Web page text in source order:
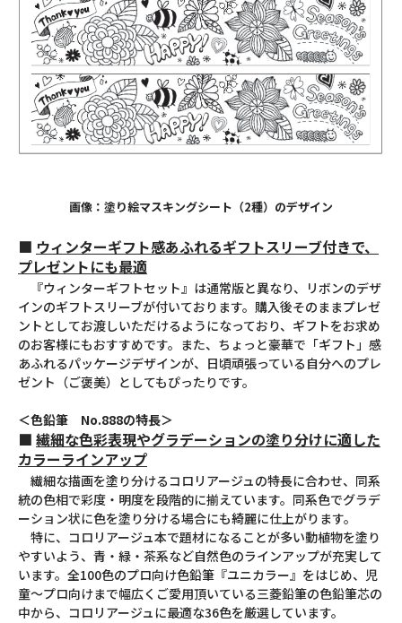
画像：塗り絵マスキングシート（2種）のデザイン
■ ウィンターギフト感あふれるギフトスリーブ付きで、
プレゼントにも最適
『ウィンターギフトセット』は通常版と異なり、リボンのデザ
インのギフトスリーブが付いております。購入後そのままプレゼ
ントとしてお渡しいただけるようになっており、ギフトをお求め
のお客様にもおすすめです。また、ちょっと豪華で「ギフト」感
あふれるパッケージデザインが、日頃頑張っている自分へのプレ
ゼント（ご褒美）としてもぴったりです。
＜色鉛筆 No.888の特長＞
■ 繊細な色彩表現やグラデーションの塗り分けに適した
カラーラインアップ
繊細な描画を塗り分けるコロリアージュの特長に合わせ、同系
統の色相で彩度・明度を段階的に揃えています。同系色でグラデ
ーション状に色を塗り分ける場合にも綺麗に仕上がります。
特に、コロリアージュ本で題材になることが多い動植物を塗り
やすいよう、青・緑・茶系など自然色のラインアップが充実して
います。全100色のプロ向け色鉛筆『ユニカラー』をはじめ、児
童～プロ向けまで幅広くご愛用頂いている三菱鉛筆の色鉛筆芯の
中から、コロリアージュに最適な36色を厳選しています。